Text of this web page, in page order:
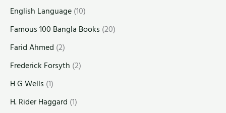
English Language(10)
Famous 100 Bangla Books (20)
Farid Ahmed (2)
Frederick Forsyth (2)
H G Wells (1)
H. Rider Haggard (1)